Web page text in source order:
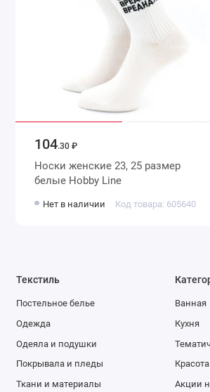
104.30 ₽
Носки женские 23, 25 размер
белые Hobby Line
Нет в наличии Код товара: 605640
Текстиль
Постельное белье
Одежда
Одеяла и подушки
Покрывала и пледы
Ткани и материалы
Ванная
Кухня
Акции